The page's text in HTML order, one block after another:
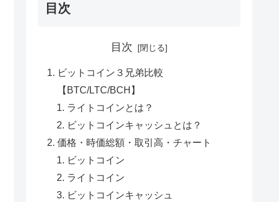
)
目次
目次
ビットコイン３兄弟比較
【BTC/LTC/BCH】
ライトコインとは？
ビットコインキャッシュとは？
価格・時価総額・取引高・チャート
ビットコイン
ライトコイン
ビットコインキャッシュ